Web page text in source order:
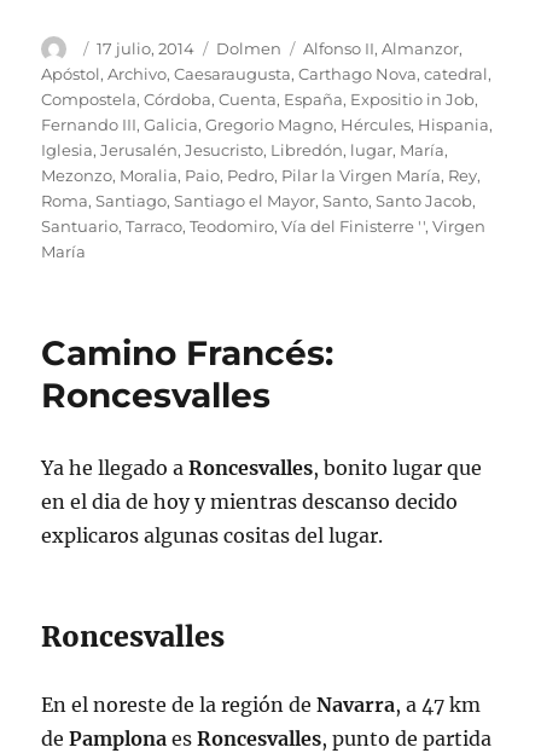
Autor
Publicado
el
17 julio, 2014 Categorías
Dolmen Etiquetas
Alfonso II,Almanzor,
Apóstol,Archivo,Caesaraugusta,Carthago Nova,catedral,
Compostela,Córdoba,Cuenta, España, Expositio in Job,
Fernando III,Galicia,Gregorio Magno, Hércules, Hispania,
Iglesia,Jerusalén,Jesucristo, Libredón, lugar, María,
Mezonzo, Moralia, Paio, Pedro, Pilar la Virgen María, Rey,
Roma,Santiago,Santiago el Mayor,Santo,Santo Jacob,
Santuario,Tarraco,Teodomiro,Vía del Finisterre '',Virgen
María
Camino Francés:
Roncesvalles
Ya he llegado aRoncesvalles, bonito lugar que
en el dia de hoy y mientras descanso decido
explicaros algunas cositas del lugar.
Roncesvalles
En el noreste de la región deNavarra, a 47 km
dePamplona esRoncesvalles, punto de partida